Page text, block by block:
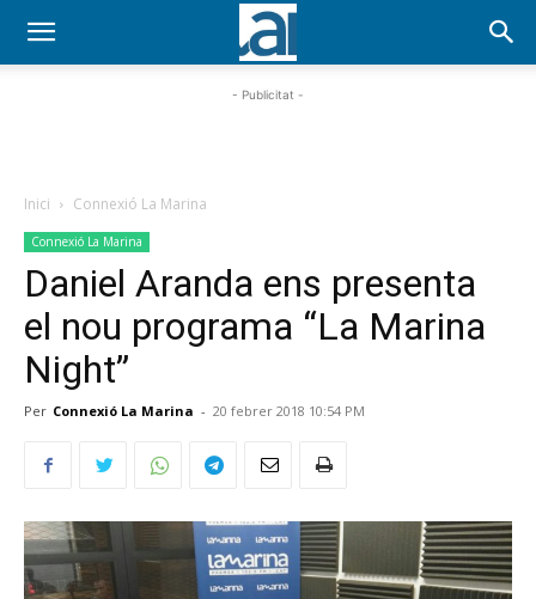
- Publicitat -
Inici Connexió La Marina
Connexió La Marina
Daniel Aranda ens presenta
el nou programa “La Marina
Night”
Per Connexió La Marina - 20 febrer 2018 10:54 PM